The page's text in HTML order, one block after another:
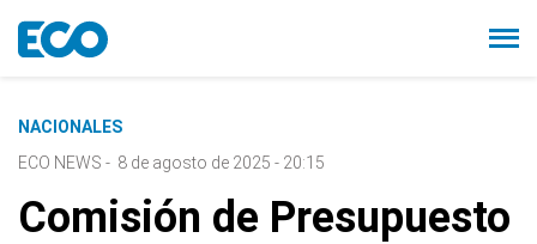
NACIONALES
ECO NEWS - 8 de agosto de 2025 - 20:15
Comisión de Presupuesto